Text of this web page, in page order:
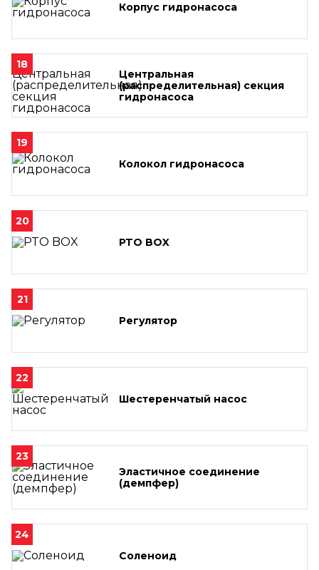
Корпус гидронасоса
18
Центральная
(распределительная) секция
гидронасоса
19
Колокол гидронасоса
20
PTO BOX
21
Регулятор
22
Шестеренчатый насос
23
Эластичное соединение
(демпфер)
24
Соленоид